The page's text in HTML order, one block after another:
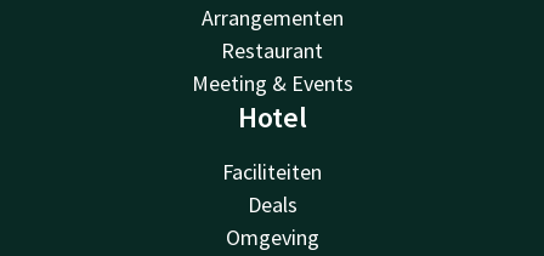
Arrangementen
Restaurant
Meeting & Events
Hotel
Faciliteiten
Deals
Omgeving